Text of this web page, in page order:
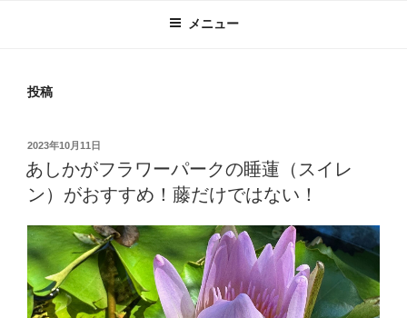
メニュー
投稿
投
稿
日:
2023年10月11日
あしかがフラワーパークの睡蓮（スイレ
ン）がおすすめ！藤だけではない！